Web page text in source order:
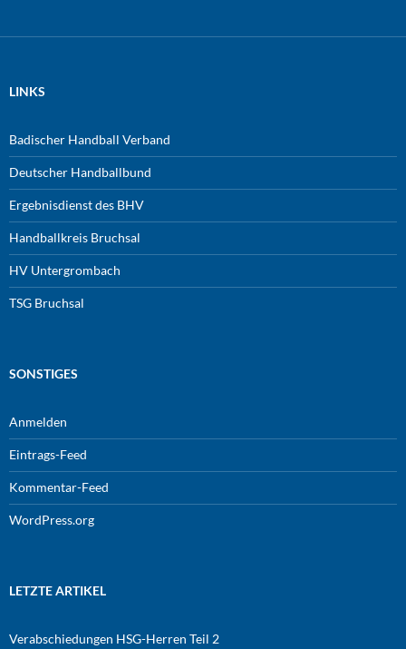
LINKS
Badischer Handball Verband
Deutscher Handballbund
Ergebnisdienst des BHV
Handballkreis Bruchsal
HV Untergrombach
TSG Bruchsal
SONSTIGES
Anmelden
Eintrags-Feed
Kommentar-Feed
WordPress.org
LETZTE ARTIKEL
Verabschiedungen HSG-Herren Teil 2